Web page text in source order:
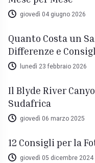
giovedì 04 giugno 2026
Quanto Costa un
Differenze e
lunedì 23 febbraio 2026
Il Blyde River
Sudafrica
giovedì 06 marzo 2025
12 Consigli per la
giovedì 05 dicembre 2024